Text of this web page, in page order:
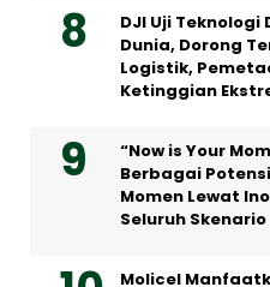
DJI Uji
Dunia, Dorong
Logistik,
Ketinggian
“Now is Your
Berbagai
Momen Lewat
Seluruh Skenario
Molicel